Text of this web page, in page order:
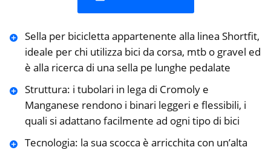
Sella per bicicletta appartenente alla linea Shortfit,
ideale per chi utilizza bici da corsa, mtb o gravel ed
è alla ricerca di una sella pe lunghe pedalate
Struttura: i tubolari in lega di Cromoly e
Manganese rendono i binari leggeri e flessibili, i
quali si adattano facilmente ad ogni tipo di bici
Tecnologia: la sua scocca è arricchita con un’alta